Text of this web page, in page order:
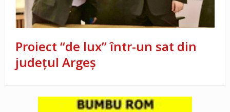
Proiect “de lux” într-un sat din
județul Argeș